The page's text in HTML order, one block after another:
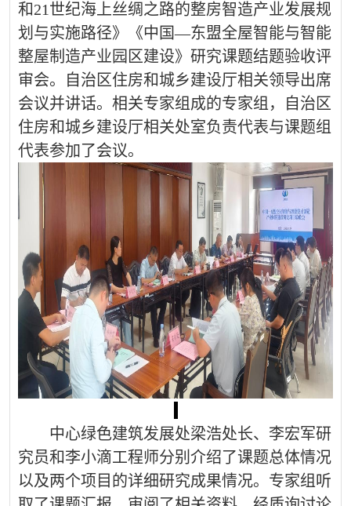
和21世纪海上丝绸之路的整房智造产业发展规
划与实施路径》《中国—东盟全屋智能与智能
整屋制造产业园区建设》研究课题结题验收评
审会。自治区住房和城乡建设厅相关领导出席
会议并讲话。相关专家组成的专家组，自治区
住房和城乡建设厅相关处室负责代表与课题组
代表参加了会议。
中心绿色建筑发展处梁浩处长、 李宏军研
究员和李小滴工程师分别 介绍了课题总体情况
以及两个项目的详细研究成果情况。专家组听